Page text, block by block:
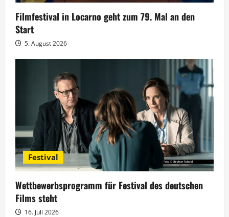
g
a
t
n
Filmfestival in Locarno geht zum 79. Mal an den
Start
5. August 2026
Festival
Wettbewerbsprogramm für Festival des deutschen
Films steht
16. Juli 2026